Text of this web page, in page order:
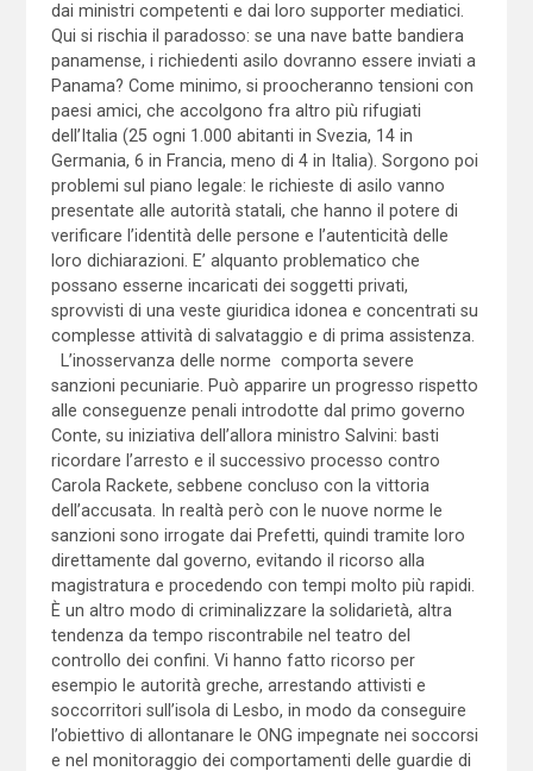
dai ministri competenti e dai loro supporter mediatici.
Qui si rischia il paradosso: se una nave batte bandiera
panamense, i richiedenti asilo dovranno essere inviati a
Panama? Come minimo, si proocheranno tensioni con
paesi amici, che accolgono fra altro più rifugiati
dell’Italia (25 ogni 1.000 abitanti in Svezia, 14 in
Germania, 6 in Francia, meno di 4 in Italia). Sorgono poi
problemi sul piano legale: le richieste di asilo vanno
presentate alle autorità statali, che hanno il potere di
verificare l’identità delle persone e l’autenticità delle
loro dichiarazioni. E’ alquanto problematico che
possano esserne incaricati dei soggetti privati,
sprovvisti di una veste giuridica idonea e concentrati su
complesse attività di salvataggio e di prima assistenza.
L’inosservanza delle norme comporta severe
sanzioni pecuniarie. Può apparire un progresso rispetto
alle conseguenze penali introdotte dal primo governo
Conte, su iniziativa dell’allora ministro Salvini: basti
ricordare l’arresto e il successivo processo contro
Carola Rackete, sebbene concluso con la vittoria
dell’accusata. In realtà però con le nuove norme le
sanzioni sono irrogate dai Prefetti, quindi tramite loro
direttamente dal governo, evitando il ricorso alla
magistratura e procedendo con tempi molto più rapidi.
È un altro modo di criminalizzare la solidarietà, altra
tendenza da tempo riscontrabile nel teatro del
controllo dei confini. Vi hanno fatto ricorso per
esempio le autorità greche, arrestando attivisti e
soccorritori sull’isola di Lesbo, in modo da conseguire
l’obiettivo di allontanare le ONG impegnate nei soccorsi
e nel monitoraggio dei comportamenti delle guardie di